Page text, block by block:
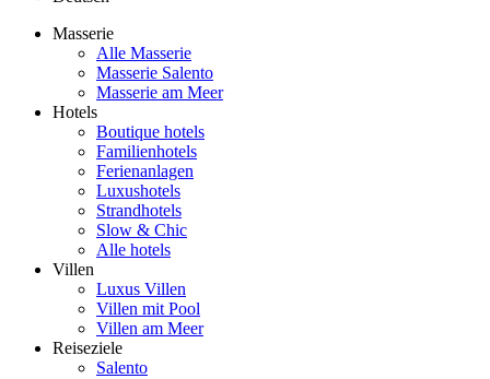
Masserie
Alle Masserie
Masserie Salento
Masserie am Meer
Hotels
Boutique hotels
Familienhotels
Ferienanlagen
Luxushotels
Strandhotels
Slow & Chic
Alle hotels
Villen
Luxus Villen
Villen mit Pool
Villen am Meer
Reiseziele
Salento